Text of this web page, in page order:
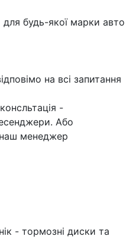
для будь-якої марки авто
на всі запитання
-
Або
наш менеджер
- тормозні диски та